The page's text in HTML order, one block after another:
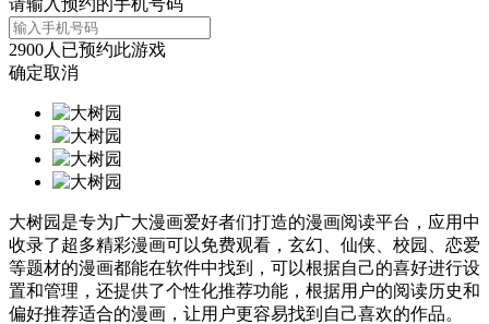
2900人已预约此游戏
确定取消
大树园是专为广大漫画爱好者们打造的漫画阅读平台，应用中
收录了超多精彩漫画可以免费观看，玄幻、仙侠、校园、恋爱
等题材的漫画都能在软件中找到，可以根据自己的喜好进行设
置和管理，还提供了个性化推荐功能，根据用户的阅读历史和
偏好推荐适合的漫画，让用户更容易找到自己喜欢的作品。